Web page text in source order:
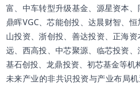
富、中车转型升级基金、源星资本、
鼎晖VGC、芯能创投、达晨财智、
山投资、浙创投、善达投资、正海
远、西高投、中芯聚源、临芯投资、
基石创投、龙鼎投资、初芯基金等机
未来产业的非共识投资与产业布局